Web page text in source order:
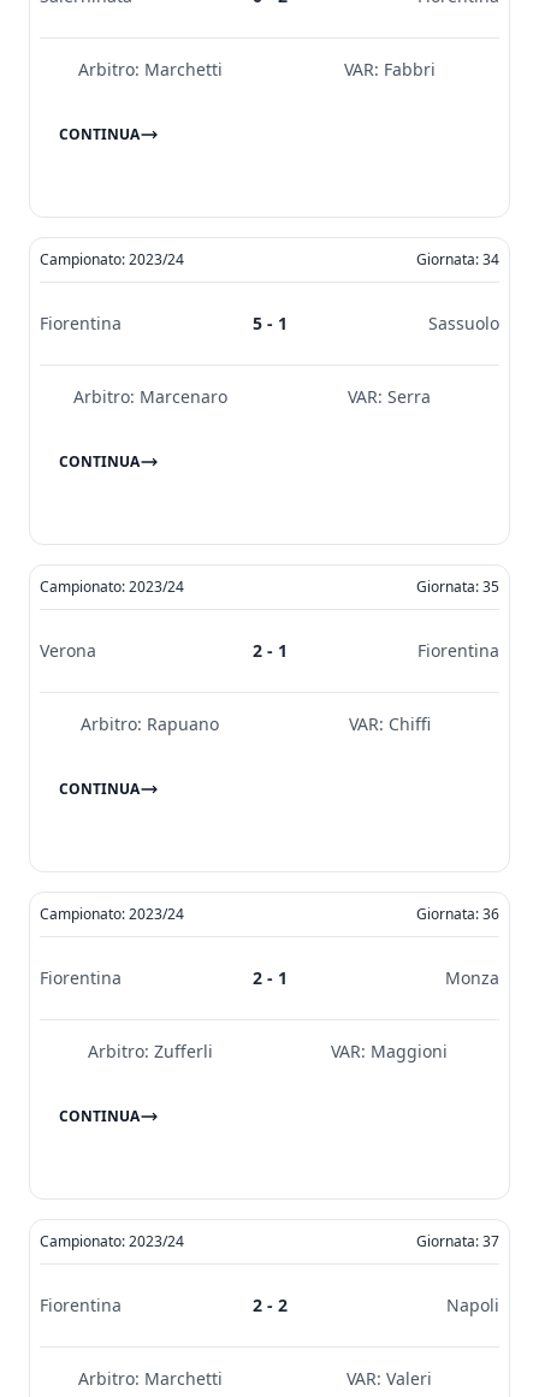
Arbitro: Marchetti VAR: Fabbri
CONTINUA
Campionato: 2023/24 Giornata: 34
Fiorentina 5 - 1 Sassuolo
Arbitro: Marcenaro VAR: Serra
CONTINUA
Campionato: 2023/24 Giornata: 35
Verona 2 - 1 Fiorentina
Arbitro: Rapuano VAR: Chiffi
CONTINUA
Campionato: 2023/24 Giornata: 36
Fiorentina 2 - 1 Monza
Arbitro: Zufferli VAR: Maggioni
CONTINUA
Campionato: 2023/24 Giornata: 37
Fiorentina 2 - 2 Napoli
Arbitro: Marchetti VAR: Valeri